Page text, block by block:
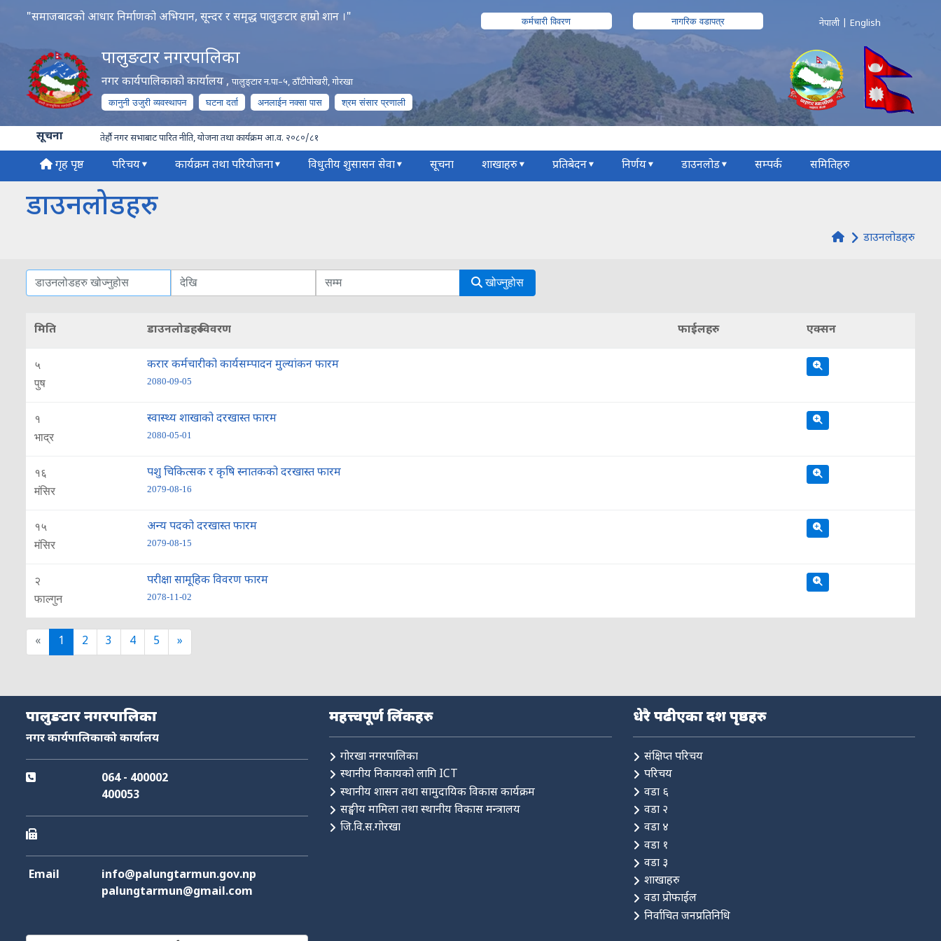
"समाजबादको आधार निर्माणको अभियान, सून्दर र समृद्ध पालुङटार हाम्रो शान ।" कर्मचारी विवरण नागरिक वडापत्र नेपाली English
पालुङटार नगरपालिका
नगर कार्यपालिकाको कार्यालय ,पालुङ्टार न.पा–५, ठाँटीपोखरी, गोरखा
कानुनी उजुरी व्यवस्थापन घटना दर्ता अनलाईन नक्सा पास श्रम संसार प्रणाली
सूचना तेर्हौ नगर सभाबाट पारित नीति, योजना तथा कार्यक्रम आ.व. २०८०/८१
गृह पृष्ठ परिचय कार्यक्रम तथा परियोजना विधुतीय शुसासन सेवा सूचना शाखाहरु प्रतिबेदन निर्णय डाउनलोड सम्पर्क समितिहरु
डाउनलोडहरु
डाउनलोडहरु
खोज्नुहोस
मिति डाउनलोडहरु विवरण फाईलहरु एक्सन
५
पुष
करार कर्मचारीको कार्यसम्पादन मुल्यांकन फारम
2080-09-05
१
भाद्र
स्वास्थ्य शाखाको दरखास्त फारम
2080-05-01
१६
मंसिर
पशु चिकित्सक र कृषि स्नातकको दरखास्त फारम
2079-08-16
१५
मंसिर
अन्य पदको दरखास्त फारम
2079-08-15
२
फाल्गुन
परीक्षा सामूहिक विवरण फारम
2078-11-02
« 1 2 3 4 5 »
पालुङटार नगरपालिका
नगर कार्यपालिकाको कार्यालय
064 - 400002
400053
Email
info@palungtarmun.gov.np
palungtarmun@gmail.com
महत्त्वपूर्ण लिंकहरु
गोरखा नगरपालिका
स्थानीय निकायको लागि ICT
स्थानीय शासन तथा सामुदायिक विकास कार्यक्रम
सङ्घीय मामिला तथा स्थानीय विकास मन्त्रालय
जि.वि.स.गोरखा
धेरै पढीएका दश पृष्ठहरु
संक्षिप्त परिचय
परिचय
वडा ६
वडा २
वडा ४
वडा १
वडा ३
शाखाहरु
वडा प्रोफाईल
निर्वाचित जनप्रतिनिधि